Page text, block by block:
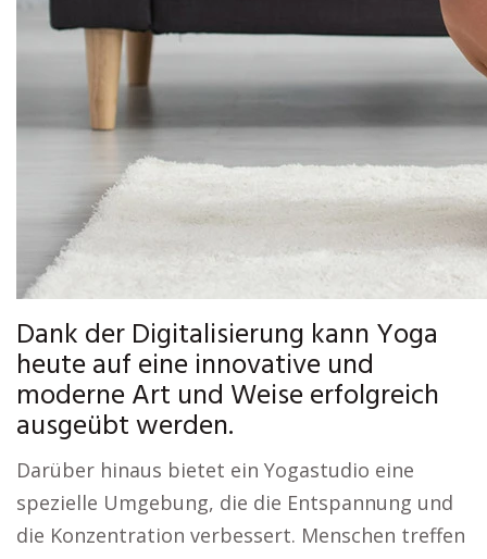
Dank der Digitalisierung kann Yoga
heute auf eine innovative und
moderne Art und Weise erfolgreich
ausgeübt werden.
Darüber hinaus bietet ein Yogastudio eine
spezielle Umgebung, die die Entspannung und
die Konzentration verbessert. Menschen treffen